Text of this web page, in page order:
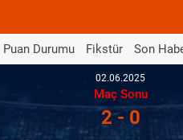
Puan Durumu Fikstür Son
02.06.2025
Maç Sonu
2 - 0